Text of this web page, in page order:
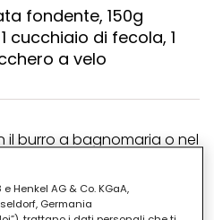
fondente, 150g
cucchiaio di fecola, 1
a velo
il burro a bagnomaria o nel
a neve, amalgamare poi
il cucchiaio di fecola e la
Henkel AG & Co. KGaA,
Germania